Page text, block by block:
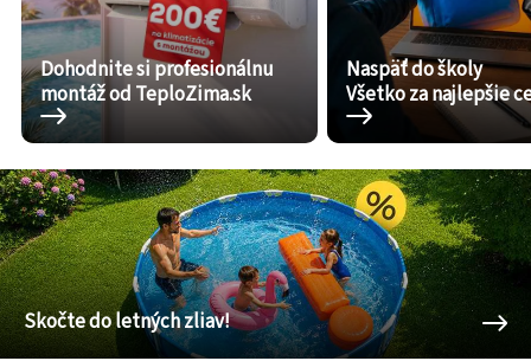
Dohodnite si profesionálnu
montáž od TeploZima.sk
Naspäť do školy
Všetko za najlepšie
Skočte do letných zliav!